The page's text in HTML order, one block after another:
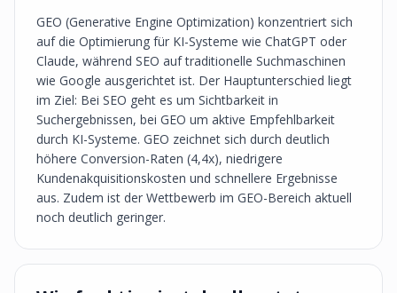
GEO (Generative Engine Optimization) konzentriert sich
auf die Optimierung für KI-Systeme wie ChatGPT oder
Claude, während SEO auf traditionelle Suchmaschinen
wie Google ausgerichtet ist. Der Hauptunterschied liegt
im Ziel: Bei SEO geht es um Sichtbarkeit in
Suchergebnissen, bei GEO um aktive Empfehlbarkeit
durch KI-Systeme. GEO zeichnet sich durch deutlich
höhere Conversion-Raten (4,4x), niedrigere
Kundenakquisitionskosten und schnellere Ergebnisse
aus. Zudem ist der Wettbewerb im GEO-Bereich aktuell
noch deutlich geringer.